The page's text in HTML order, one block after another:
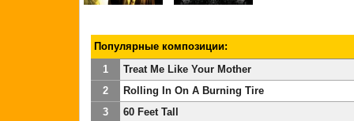
Популярные композиции:
1
Treat Me Like Your Mother
2
Rolling In On A Burning Tire
3
60 Feet Tall